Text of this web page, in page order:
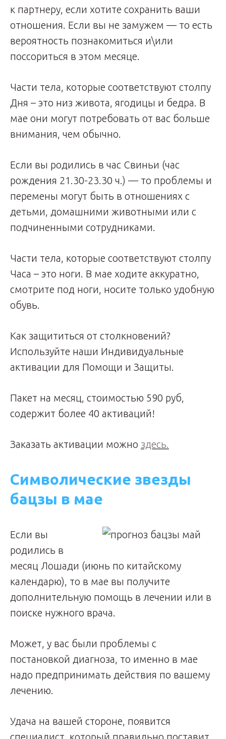
к партнеру, если хотите сохранить ваши
отношения. Если вы не замужем — то есть
вероятность познакомиться и\или
поссориться в этом месяце.
Части тела, которые соответствуют столпу
Дня – это низ живота, ягодицы и бедра. В
мае они могут потребовать от вас больше
внимания, чем обычно.
Если вы родились в час Свиньи (час
рождения 21.30-23.30 ч.) — то проблемы и
перемены могут быть в отношениях с
детьми, домашними животными или с
подчиненными сотрудниками.
Части тела, которые соответствуют столпу
Часа – это ноги. В мае ходите аккуратно,
смотрите под ноги, носите только удобную
обувь.
Как защититься от столкновений?
Используйте наши Индивидуальные
активации для Помощи и Защиты.
Пакет на месяц, стоимостью 590 руб,
содержит более 40 активаций!
Заказать активации можно здесь.
Символические звезды
бацзы в мае
Если вы
родились в
месяц Лошади (июнь по китайскому
календарю), то в мае вы получите
дополнительную помощь в лечении или в
поиске нужного врача.
Может, у вас были проблемы с
постановкой диагноза, то именно в мае
надо предпринимать действия по вашему
лечению.
Удача на вашей стороне, появится